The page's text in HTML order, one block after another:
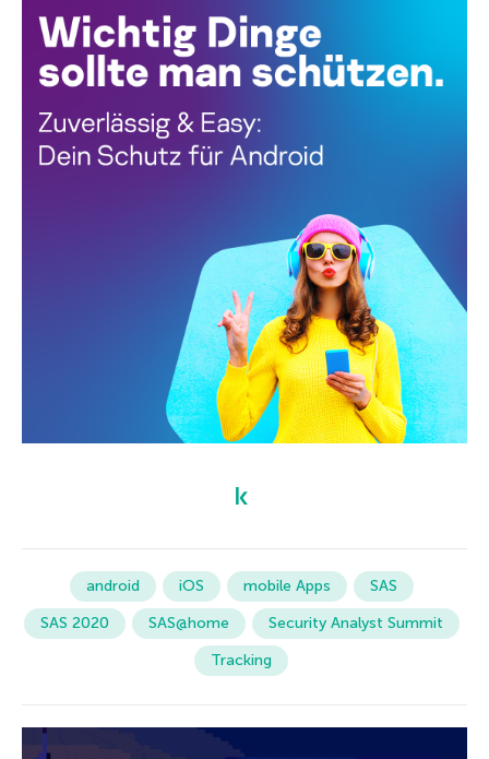
android iOS mobile Apps
SAS
SAS 2020
SAS@home
Security Analyst Summit
Tracking